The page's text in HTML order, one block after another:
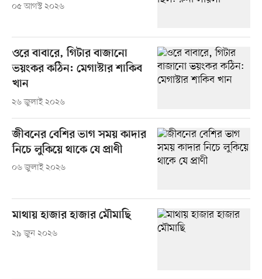
০৫ আগস্ট ২০২৬
ওরে বাবারে, গিটার বাজানো
ভয়ংকর কঠিন: মেগাস্টার শাকিব
খান
২৬ জুলাই ২০২৬
জীবনের বেশির ভাগ সময় কাদার
নিচে লুকিয়ে থাকে যে প্রাণী
০৬ জুলাই ২০২৬
মাথায় হাজার হাজার মৌমাছি
২৯ জুন ২০২৬